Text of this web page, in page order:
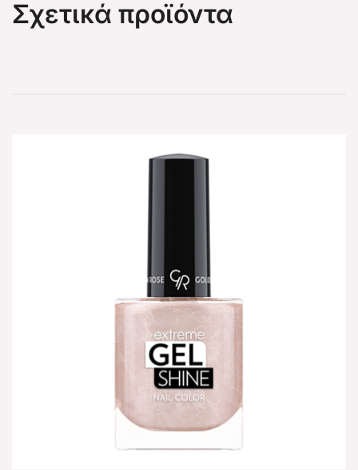
Σχετικά προϊόντα